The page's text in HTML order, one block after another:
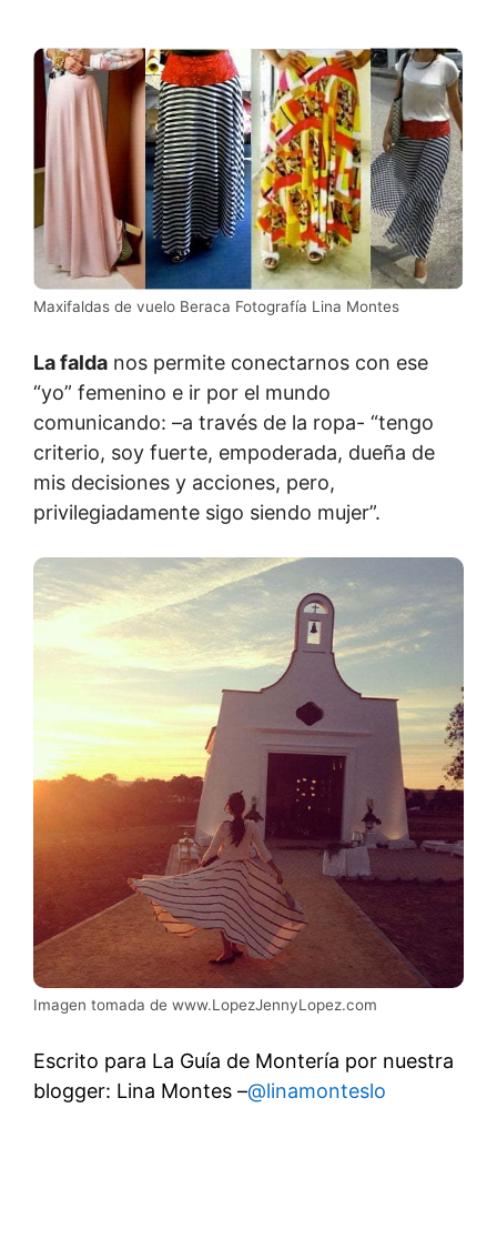
Maxifaldas de vuelo Beraca Fotografía Lina Montes
La falda nos permite conectarnos con ese
“yo” femenino e ir por el mundo
comunicando: –a través de la ropa- “tengo
criterio, soy fuerte, empoderada, dueña de
mis decisiones y acciones, pero,
privilegiadamente sigo siendo mujer”.
Imagen tomada de www.LopezJennyLopez.com
Escrito para La Guía de Montería por nuestra
blogger: Lina Montes –@linamonteslo